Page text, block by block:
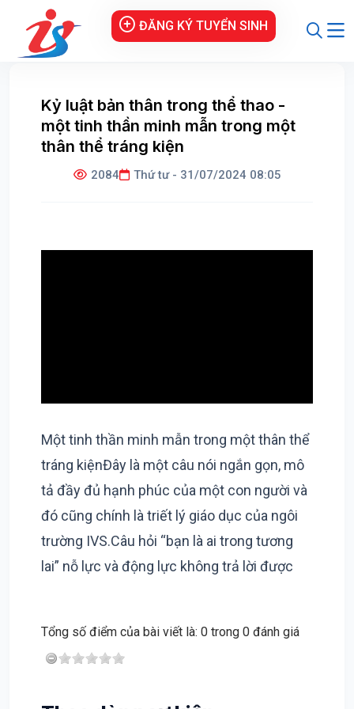
ĐĂNG KÝ TUYỂN SINH
Kỷ luật bản thân trong thể thao -
một tinh thần minh mẫn trong một
thân thể tráng kiện
2084 Thứ tư - 31/07/2024 08:05
Một tinh thần minh mẫn trong một thân thể
tráng kiệnĐây là một câu nói ngắn gọn, mô
tả đầy đủ hạnh phúc của một con người và
đó cũng chính là triết lý giáo dục của ngôi
trường IVS.Câu hỏi “bạn là ai trong tương
lai” nỗ lực và động lực không trả lời được
ngôi trường IVS bạn sẽ thấy ngoài giờ học
trên lớp khoảng thời gian còn lại học sinh
Tổng số điểm của bài viết là: 0 trong 0 đánh giá